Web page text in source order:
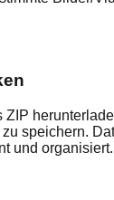
ZIP
speichern.
und organisiert.